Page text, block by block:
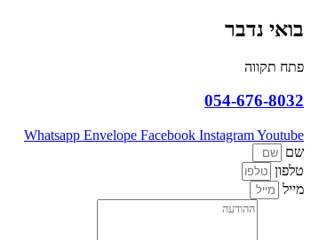
בואי נדבר
פתח תקווה
054-676-8032
Whatsapp Envelope Facebook InstagramYoutube
שם
טלפון
מייל